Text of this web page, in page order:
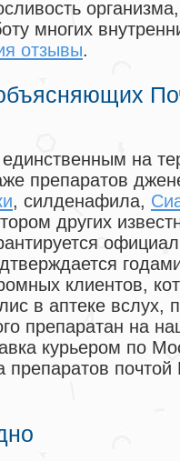
многих
отзывы.
на
препаратов
, силденафила,
других
клиентов,
в аптеке вслух,
препаратан на
курьером по
препаратов